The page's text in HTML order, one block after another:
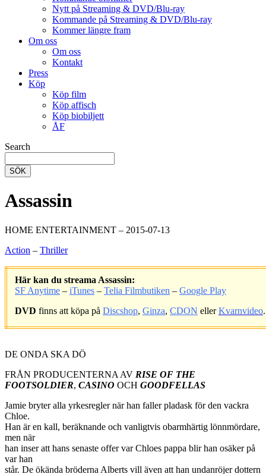
Nytt på Streaming & DVD/Blu-ray
Kommande på Streaming & DVD/Blu-ray
Kommer längre fram
Om oss
Om oss
Kontakt
Press
Köp
Köp film
Köp affisch
Köp biobiljett
ÅF
Search
SÖK
Assassin
HOME ENTERTAINMENT – 2015-07-13
Action – Thriller
Här kan du streama Assassin:
SF Anytime – iTunes – Telia Filmbutiken – Google Play
DVD finns att köpa på Discshop, Ginza, CDON ellerKvarnvideo.
DE ONDA SKA DÖ
FRÅN PRODUCENTERNA AV RISE OF THE
FOOTSOLDIER, CASINO OCH GOODFELLAS
Jamie bryter alla yrkesregler när han faller pladask för den vackra
Chloe.
Han är en kall, beräknande och vanligtvis obarmhärtig lönnmördare,
men när
han inser att hans senaste offer var Chloes pappa blir han osäker på
var han
står. De ökända bröderna Alberts vill även att han undanröjer dottern